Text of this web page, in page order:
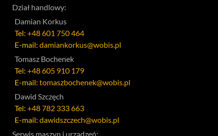
Dział handlowy:
Damian Korkus
Tel: +48 601 750 464
E-mail: damiankorkus@wobis.pl
Tomasz Bochenek
Tel: +48 605 910 179
E-mail: tomaszbochenek@wobis.pl
Dawid Szczęch
Tel: +48 782 333 663
E-mail: dawidszczech@wobis.pl
Serwis maszyn i urządzeń: